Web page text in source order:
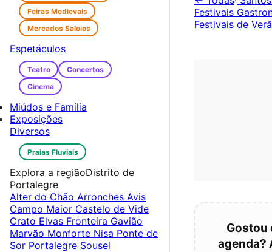
Festivais
Festivais de
Gostou
agenda?
Feiras Medievais
Mercados Saloios
Espetáculos
Teatro
Concertos
Cinema
Miúdos e Família
Exposições
Diversos
Praias Fluviais
Explora a regiãoDistrito de
Portalegre
Alter do Chão Arronches Avis
Campo Maior Castelo de Vide
Crato Elvas Fronteira Gavião
Marvão Monforte Nisa Ponte de
Sor Portalegre Sousel